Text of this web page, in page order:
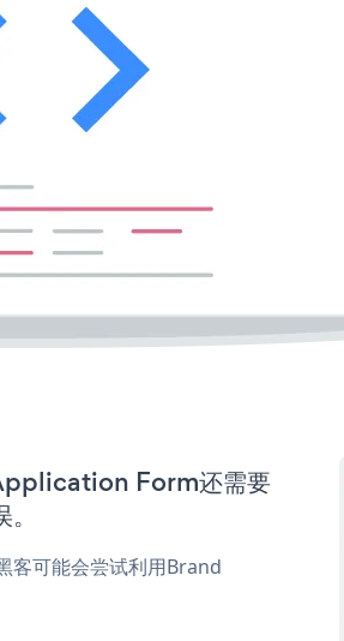
Form还需要
客可能会尝试利用Brand